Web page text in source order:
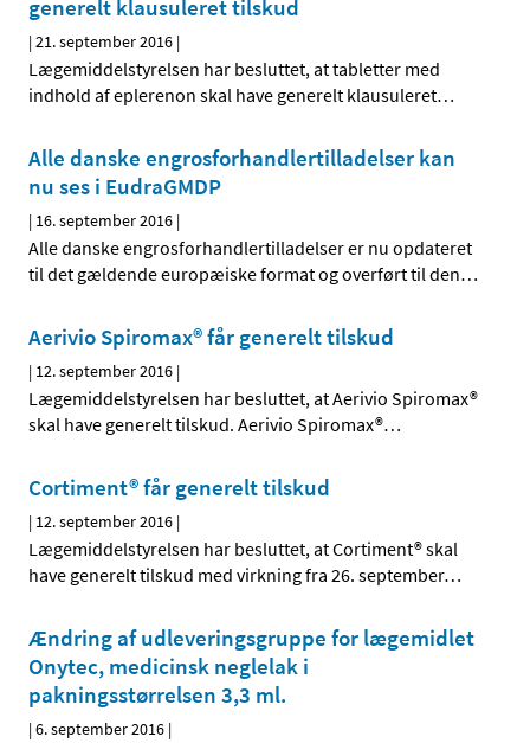
generelt klausuleret tilskud
|21. september 2016 |
Lægemiddelstyrelsen har besluttet, at tabletter med
indhold af eplerenon skal have generelt klausuleret…
Alle danske engrosforhandlertilladelser kan
nu ses i EudraGMDP
| 16. september 2016 |
Alle danske engrosforhandlertilladelser er nu opdateret
til det gældende europæiske format og overført til den…
Aerivio Spiromax® får generelt tilskud
| 12. september 2016 |
Lægemiddelstyrelsen har besluttet, at Aerivio Spiromax®
skal have generelt tilskud. Aerivio Spiromax®…
Cortiment® får generelt tilskud
| 12. september 2016 |
Lægemiddelstyrelsen har besluttet, at Cortiment® skal
have generelt tilskud med virkning fra 26. september…
Ændring af udleveringsgruppe for lægemidlet
Onytec, medicinsk neglelak i
pakningsstørrelsen 3,3 ml.
|6. september 2016 |